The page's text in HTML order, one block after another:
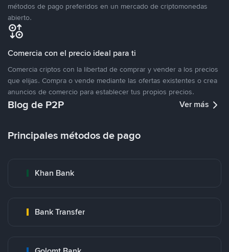
métodos de pago preferidos en un mercado de criptomonedas
abierto.
Comercia con el precio ideal para ti
Comercia criptos con la libertad de comprar y vender a los precios
que elijas. Compra o vende mediante las ofertas existentes o crea
anuncios de comercio para establecer tus propios precios.
Blog de P2P Ver más
Principales métodos de pago
Khan Bank
Bank Transfer